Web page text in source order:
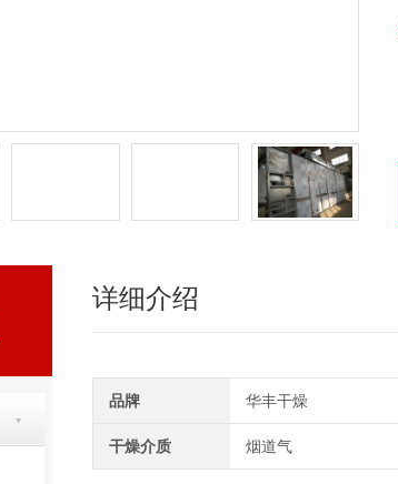
详细介绍
品牌 华丰干燥
干燥介质 烟道气